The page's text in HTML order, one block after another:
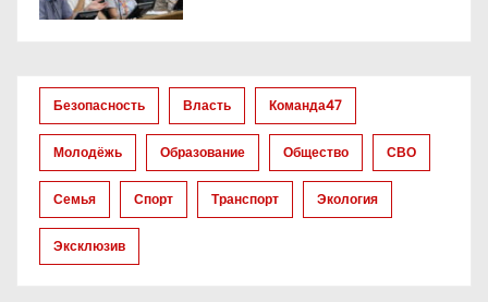
о
а
п
Безопасность Власть Команда47
Молодёжь Образование Общество СВО
Семья Спорт Транспорт Экология
Эксклюзив